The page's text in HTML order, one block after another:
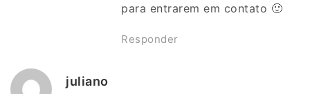
para entrarem em contato 🙂
Responder
juliano